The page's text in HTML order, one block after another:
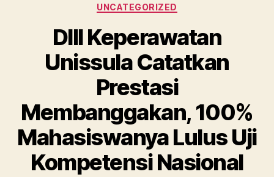
Categories
UNCATEGORIZED
DIII Keperawatan
Unissula Catatkan
Prestasi
Membanggakan, 100%
Mahasiswanya Lulus Uji
Kompetensi Nasional